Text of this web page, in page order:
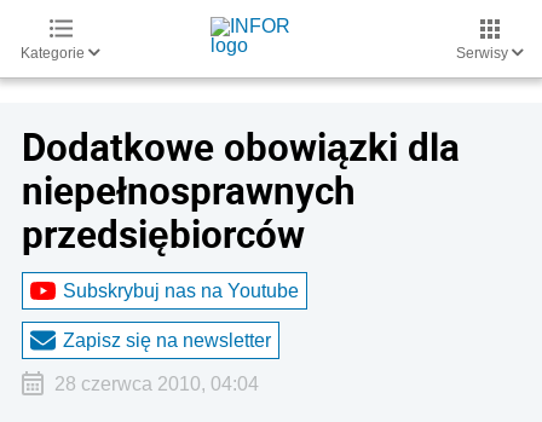
Kategorie Serwisy
Dodatkowe obowiązki dla
niepełnosprawnych
przedsiębiorców
Subskrybuj nas na Youtube
Zapisz się na newsletter
28 czerwca 2010, 04:04